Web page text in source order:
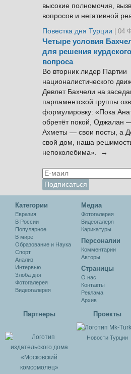
высокие полномочия,
вопросов и негативной
Повестка дня Турции
| 04
Четыре условия
для решения курдского
вопроса
Во вторник лидер Партии
националистического
Девлет Бахчели на
парламентской группы
формулировку: «Пока
обретёт покой, Оджалан
Ахметы — свои посты, а
свой дом, наша
непоколебима». →
Категории
Евразия
В России
Популярное
В мире
Образование и Наука
Спорт
Анализ
Интервью
Злоба дня
Фотогалерея
Видеогалерея
Медиа
Фотогалерея
Видеогалеря
Карикатуры
Персоналии
Комментарии
Авторы
Cтраницы
О нас
Контакты
Реклама
Архив
Партнеры Проекты
Новости Турции